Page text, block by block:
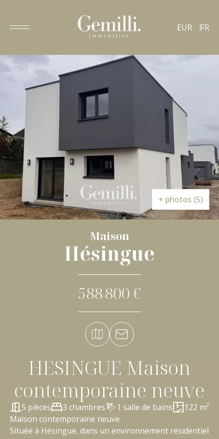
EUR FR
+ photos (5)
Maison
Hésingue
588 800 €
HESINGUE Maison
contemporaine neuve
5 pièces 3 chambres 1 salle de bains
122 m²
Maison contemporaine neuve
Située à Hésingue, dans un environnement résidentiel